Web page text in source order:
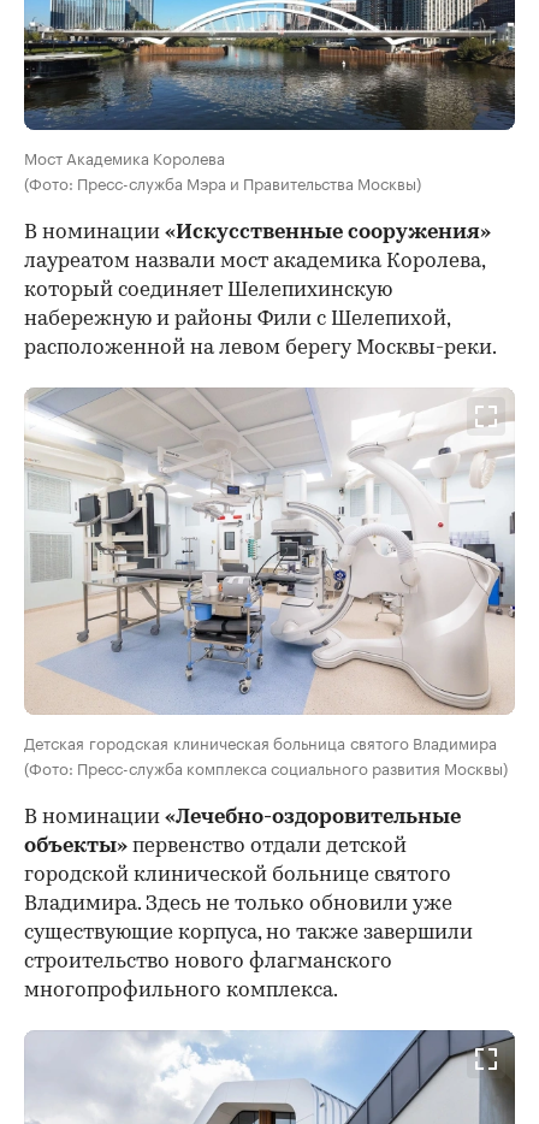
Мост Академика Королева
(Фото: Пресс-служба Мэра и Правительства Москвы)
В номинации «Искусственные сооружения»
лауреатом назвали мост академика Королева,
который соединяет Шелепихинскую
набережную и районы Фили с Шелепихой,
расположенной на левом берегу Москвы-реки.
Детская городская клиническая больница святого Владимира
(Фото: Пресс-служба комплекса социального развития Москвы)
В номинации «Лечебно-оздоровительные
объекты» первенство отдали детской
городской клинической больнице святого
Владимира. Здесь не только обновили уже
существующие корпуса, но также завершили
строительство нового флагманского
многопрофильного комплекса.